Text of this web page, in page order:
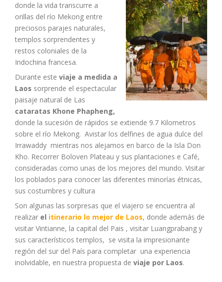
donde la vida transcurre a
orillas del río Mekong entre
preciosos parajes naturales,
templos sorprendentes y
restos coloniales de la
Indochina francesa.
Durante esteviaje a medida a
Laos sorprende el espectacular
paisaje natural de Las
cataratas Khone Phapheng,
donde la sucesión de rápidos se extiende 9.7 Kilometros
sobre el río Mekong. Avistar los delfines de agua dulce del
Irrawaddy mientras nos alejamos en barco de la Isla Don
Kho. Recorrer Boloven Plateau y sus plantaciones e Café,
consideradas como unas de los mejores del mundo. Visitar
los poblados para conocer las diferentes minorías étnicas,
sus costumbres y cultura
Son algunas las sorpresas que el viajero se encuentra al
realizar el itinerario lo mejor de Laos, donde además de
visitar Vintianne, la capital del Pais , visitar Luangprabang y
sus característicos templos, se visita la impresionante
región del sur del País para completar una experiencia
inolvidable, en nuestra propuesta deviaje por Laos.